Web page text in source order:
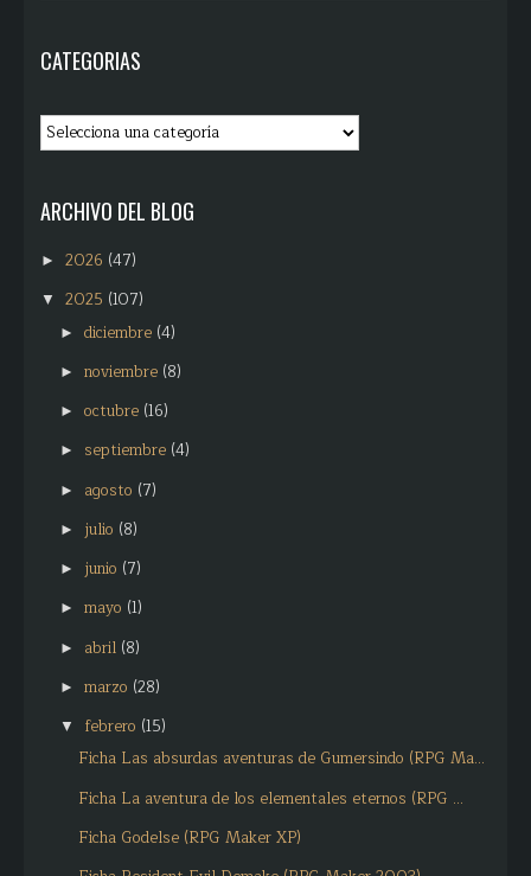
CATEGORIAS
ARCHIVO DEL BLOG
► 2026 (47)
▼ 2025 (107)
► diciembre (4)
► noviembre (8)
► octubre (16)
► septiembre (4)
► agosto (7)
► julio (8)
► junio (7)
► mayo (1)
► abril (8)
► marzo (28)
▼ febrero (15)
Ficha Las absurdas aventuras de Gumersindo (RPG Ma...
Ficha La aventura de los elementales eternos (RPG ...
Ficha Godelse (RPG Maker XP)